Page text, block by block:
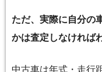
ただ、実際に自分の
かは査定しなければ
中古車は年式・走行